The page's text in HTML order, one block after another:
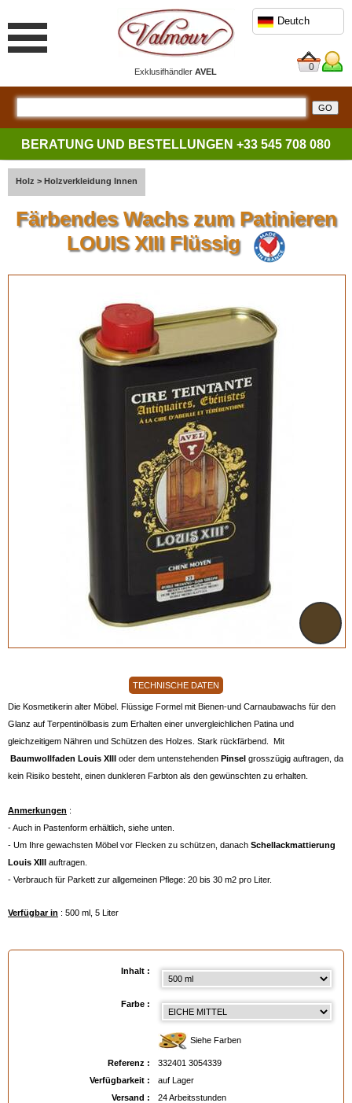
ExklusifhändlerAVEL
Deutch
0
BERATUNG UND BESTELLUNGEN +33 545 708 080
Holz > Holzverkleidung Innen
Färbendes Wachs zum Patinieren
LOUIS XIII Flüssig
TECHNISCHE DATEN
Die Kosmetikerin alter Möbel. Flüssige Formel mit Bienen-und Carnaubawachs für den
Glanz auf Terpentinölbasis zum Erhalten einer unvergleichlichen Patina und
gleichzeitigem Nähren und Schützen des Holzes. Stark rückfärbend. Mit
Baumwollfaden Louis XIII oder dem untenstehenden Pinsel grosszügig auftragen, da
kein Risiko besteht, einen dunkleren Farbton als den gewünschten zu erhalten.
Anmerkungen :
- Auch in Pastenform erhältlich, siehe unten.
- Um Ihre gewachsten Möbel vor Flecken zu schützen, danach Schellackmattierung
Louis XIII auftragen.
- Verbrauch für Parkett zur allgemeinen Pflege: 20 bis 30 m2 pro Liter.
Verfügbar in : 500 ml, 5 Liter
Inhalt :
Farbe :
Siehe Farben
Referenz :
332401 3054339
Verfügbarkeit :
auf Lager
Versand :
24 Arbeitsstunden